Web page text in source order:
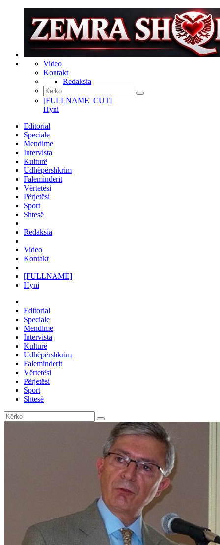
Video
Kontakt
Redaksia
[FULLNAME_CUT]
Hyni
Editorial
Speciale
Mendime
Intervista
Kulturë
Udhëpërshkrim
Faleminderit
Vërtetësi
Përjetësi
Sport
Shtesë
Redaksia
Video
Kontakt
[FULLNAME]
Hyni
Editorial
Speciale
Mendime
Intervista
Kulturë
Udhëpërshkrim
Faleminderit
Vërtetësi
Përjetësi
Sport
Shtesë